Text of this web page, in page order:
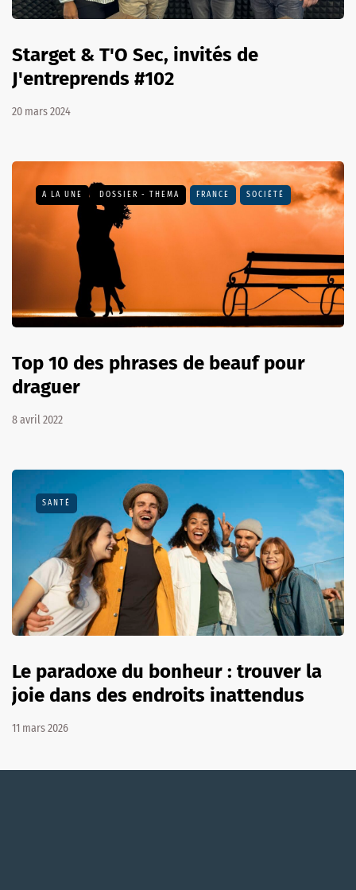
Starget & T'O Sec, invités de
J'entreprends #102
20 mars 2024
A LA UNE DOSSIER - THEMA FRANCE SOCIÉTÉ
Top 10 des phrases de beauf pour
draguer
8 avril 2022
SANTÉ
Le paradoxe du bonheur : trouver la
joie dans des endroits inattendus
11 mars 2026